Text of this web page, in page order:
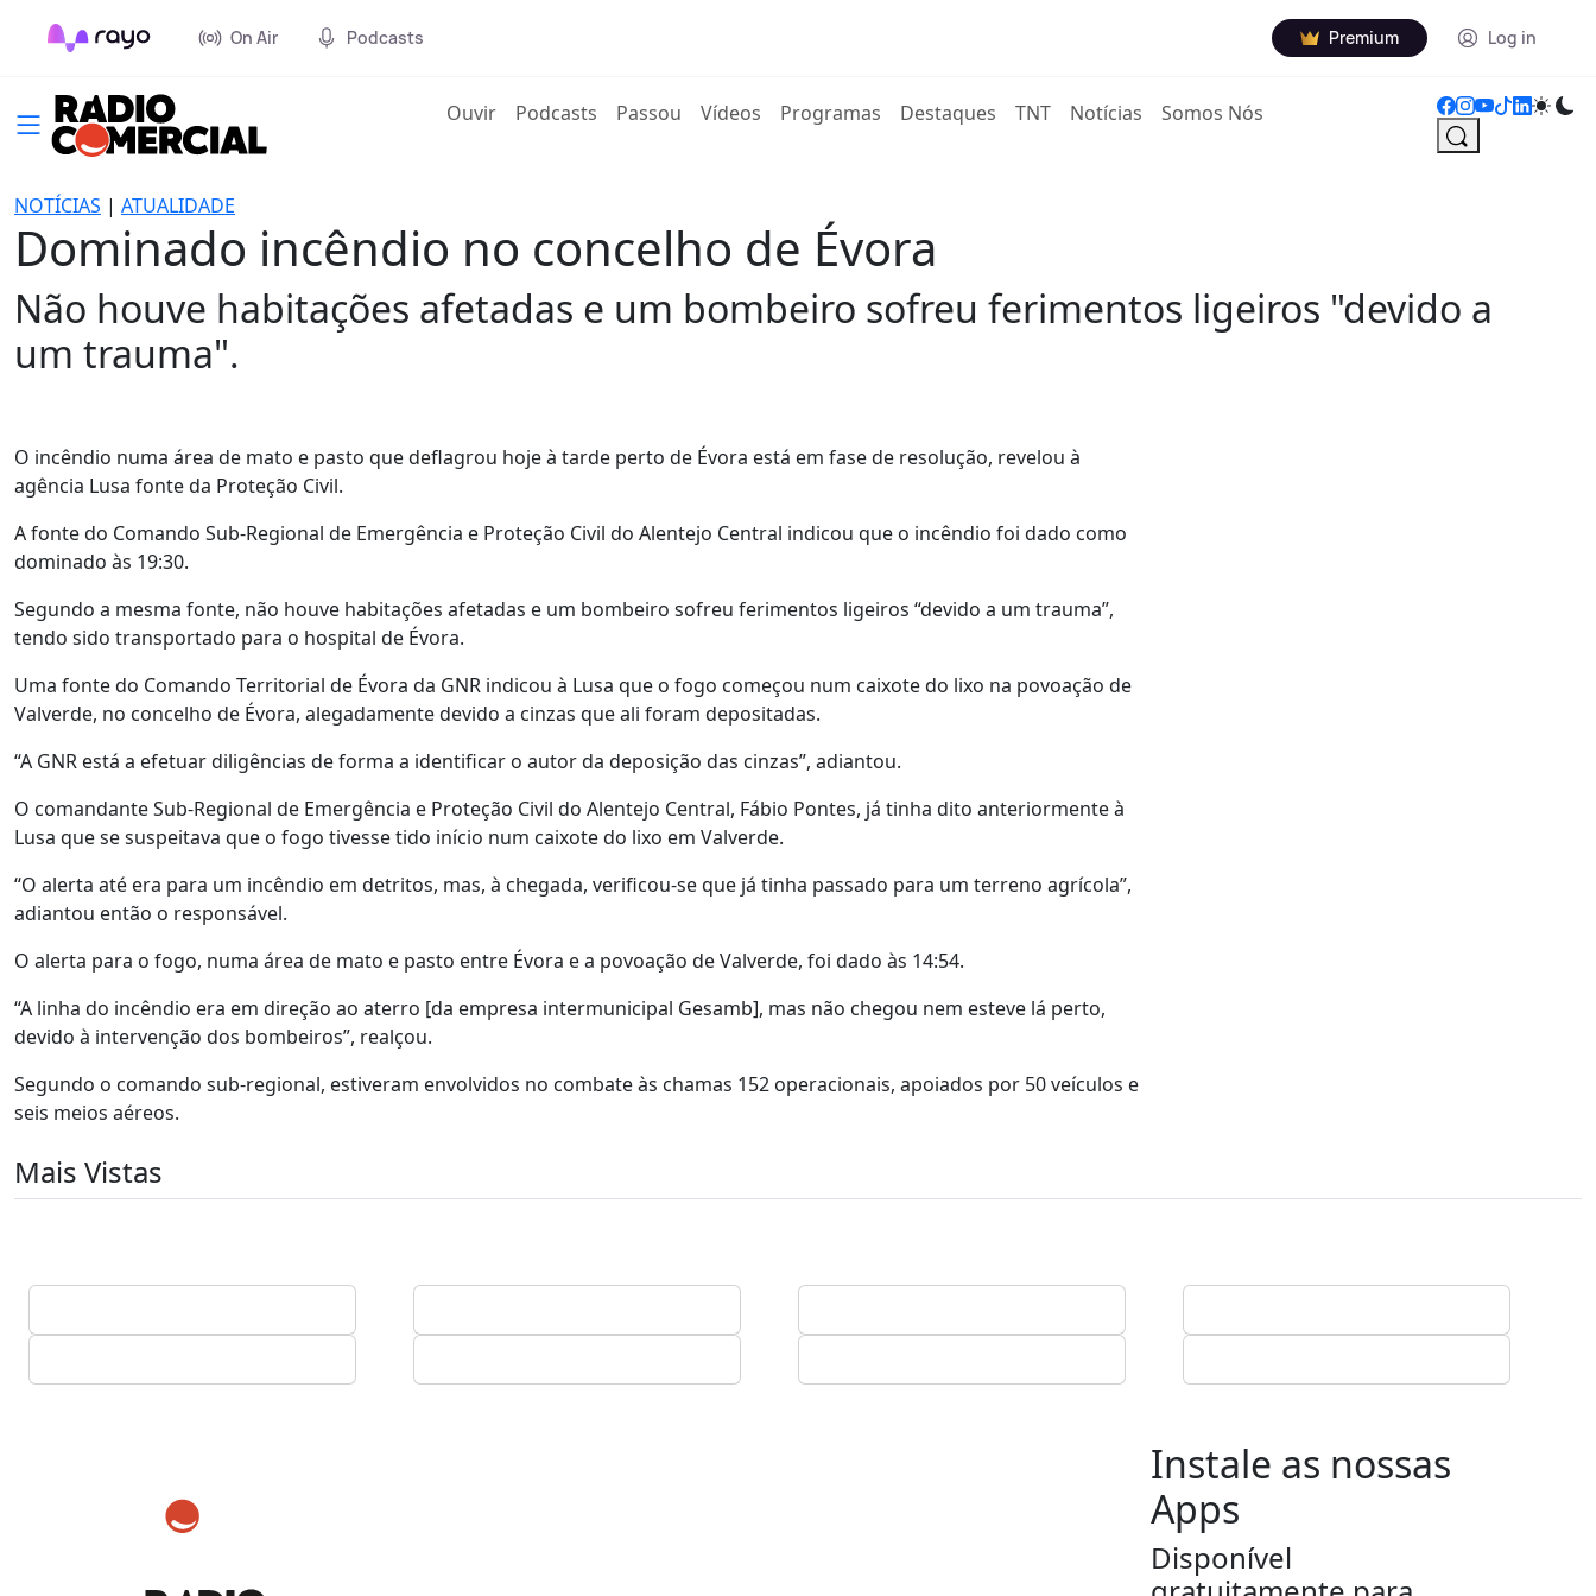
On Air Podcasts Premium Log in
Ouvir(current)
Podcasts Passou Vídeos Programas Destaques TNT Notícias Somos Nós
NOTÍCIAS | ATUALIDADE
Dominado incêndio no concelho de Évora
Não houve habitações afetadas e um bombeiro sofreu ferimentos ligeiros "devido a
um trauma".
O incêndio numa área de mato e pasto que deflagrou hoje à tarde perto de Évora está em fase de resolução, revelou à
agência Lusa fonte da Proteção Civil.
A fonte do Comando Sub-Regional de Emergência e Proteção Civil do Alentejo Central indicou que o incêndio foi dado como
dominado às 19:30.
Segundo a mesma fonte, não houve habitações afetadas e um bombeiro sofreu ferimentos ligeiros “devido a um trauma”,
tendo sido transportado para o hospital de Évora.
Uma fonte do Comando Territorial de Évora da GNR indicou à Lusa que o fogo começou num caixote do lixo na povoação de
Valverde, no concelho de Évora, alegadamente devido a cinzas que ali foram depositadas.
“A GNR está a efetuar diligências de forma a identificar o autor da deposição das cinzas”, adiantou.
O comandante Sub-Regional de Emergência e Proteção Civil do Alentejo Central, Fábio Pontes, já tinha dito anteriormente à
Lusa que se suspeitava que o fogo tivesse tido início num caixote do lixo em Valverde.
“O alerta até era para um incêndio em detritos, mas, à chegada, verificou-se que já tinha passado para um terreno agrícola”,
adiantou então o responsável.
O alerta para o fogo, numa área de mato e pasto entre Évora e a povoação de Valverde, foi dado às 14:54.
“A linha do incêndio era em direção ao aterro [da empresa intermunicipal Gesamb], mas não chegou nem esteve lá perto,
devido à intervenção dos bombeiros”, realçou.
Segundo o comando sub-regional, estiveram envolvidos no combate às chamas 152 operacionais, apoiados por 50 veículos e
seis meios aéreos.
Mais Vistas
Instale as nossas
Apps
Disponível